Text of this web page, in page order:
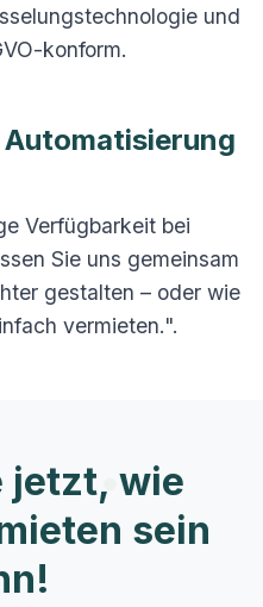
und
konform.
Verfügbarkeit bei
Sie uns gemeinsam
gestalten – oder wie
vermieten.".
jetzt, wie
sein